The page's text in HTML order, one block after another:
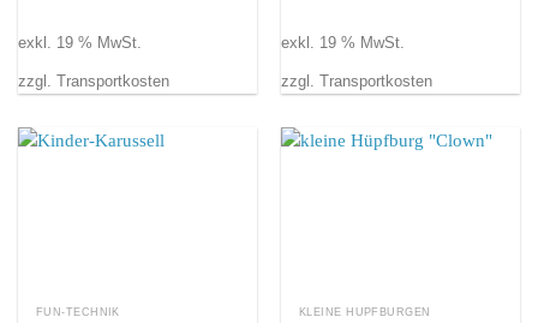
exkl. 19 % MwSt.
zzgl. Transportkosten
exkl. 19 % MwSt.
zzgl. Transportkosten
FUN-TECHNIK KLEINE HÜPFBURGEN